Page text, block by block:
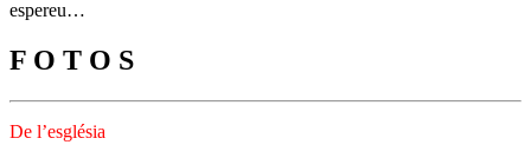
espereu…
F O T O S
De l’església